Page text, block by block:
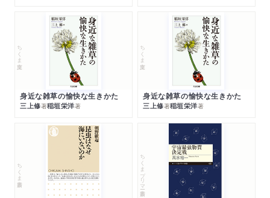
ちくま文庫
身近な雑草の愉快な生きかた
三上修著稲垣栄洋著
ちくま文庫
身近な雑草の愉快な生きかた
三上修著稲垣栄洋著
ちくま新書 ちくまプリマー新書